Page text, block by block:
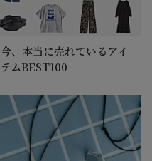
今、本当に売れているアイ
テムBEST100